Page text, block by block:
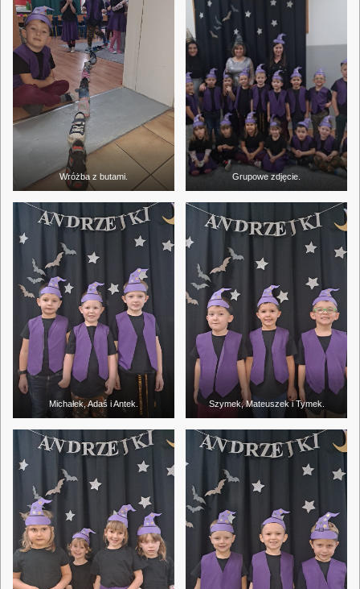
Wróżba z butami. Grupowe zdjęcie.
Michałek, Adaś i Antek. Szymek, Mateuszek i Tymek.